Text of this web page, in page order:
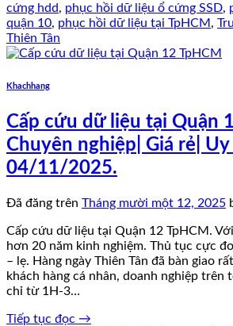
cứng hdd, phục hồi dữ liệu ổ cứng SSD,
quận 10, phục hồi dữ liệu tại TpHCM ,
Thiên Tân
Khachhang
Cấp cứu dữ liệu tại Quận
Chuyên nghiệp| Giá rẻ|
04/11/2025.
Đã đăng trên Tháng mười một 12, 2025
Cấp cứu dữ liệu tại Quận 12 TpHCM.
hơn 20 năm kinh nghiệm. Thủ tục cực
– lẹ. Hàng ngày Thiên Tân đã bàn giao
khách hàng cá nhân, doanh nghiệp trên
chỉ từ 1H-3…
Tiếp tục đọc →